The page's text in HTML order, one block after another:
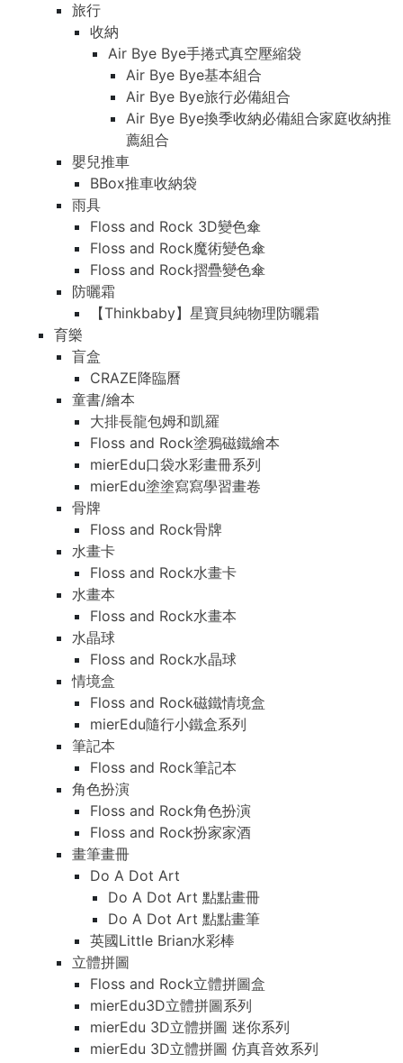
旅行
收納
Air Bye Bye手捲式真空壓縮袋
Air Bye Bye基本組合
Air Bye Bye旅行必備組合
Air Bye Bye換季收納必備組合家庭收納推
薦組合
嬰兒推車
BBox推車收納袋
雨具
Floss and Rock 3D變色傘
Floss and Rock魔術變色傘
Floss and Rock摺疊變色傘
防曬霜
【Thinkbaby】星寶貝純物理防曬霜
育樂
盲盒
CRAZE降臨曆
童書/繪本
大排長龍包姆和凱羅
Floss and Rock塗鴉磁鐵繪本
mierEdu口袋水彩畫冊系列
mierEdu塗塗寫寫學習畫卷
骨牌
Floss and Rock骨牌
水畫卡
Floss and Rock水畫卡
水畫本
Floss and Rock水畫本
水晶球
Floss and Rock水晶球
情境盒
Floss and Rock磁鐵情境盒
mierEdu隨行小鐵盒系列
筆記本
Floss and Rock筆記本
角色扮演
Floss and Rock角色扮演
Floss and Rock扮家家酒
畫筆畫冊
Do A Dot Art
Do A Dot Art 點點畫冊
Do A Dot Art 點點畫筆
英國Little Brian水彩棒
立體拼圖
Floss and Rock立體拼圖盒
mierEdu3D立體拼圖系列
mierEdu 3D立體拼圖 迷你系列
mierEdu 3D立體拼圖 仿真音效系列